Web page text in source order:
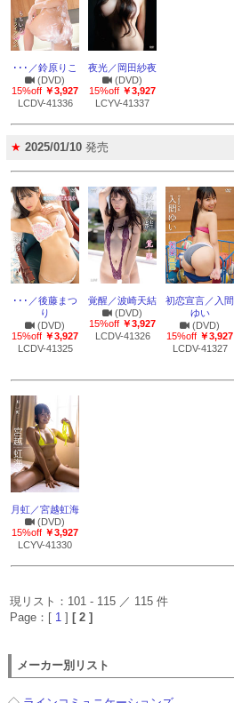
･･･／鈴原りこ
(DVD)
15%off ￥3,927
LCDV-41336
夜光／岡田紗夜
(DVD)
15%off ￥3,927
LCYV-41337
★ 2025/01/10 発売
･･･／後藤まつ
り
(DVD)
15%off ￥3,927
LCDV-41325
覚醒／波崎天結
(DVD)
15%off ￥3,927
LCDV-41326
初恋宣言／入間
ゆい
(DVD)
15%off ￥3,927
LCDV-41327
月虹／宮越虹海
(DVD)
15%off ￥3,927
LCYV-41330
現リスト：101 - 115 ／ 115 件
Page：[ 1 ] [ 2 ]
メーカー別リスト